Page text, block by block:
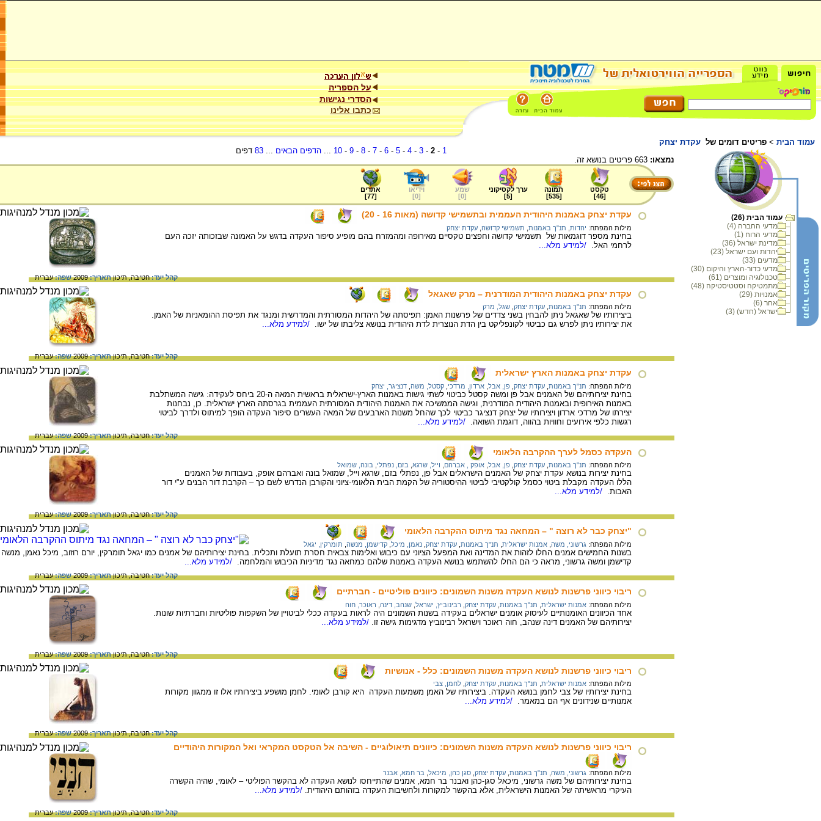
על הספריה
הסדרי נגישות
כתבו אלינו
עמוד הבית > פריטים דומים של עקדת יצחק
עמוד הבית (26)
מדעי החברה (4)
מדעי הרוח (1)
מדינת ישראל (36)
יהדות ועם ישראל (23)
מדעים (33)
מדעי כדור-הארץ והיקום (30)
טכנולוגיה ומוצרים (61)
מתמטיקה וסטטיסטיקה (48)
אמנויות (29)
אחר (6)
ישראל (חדש) (3)
1
-
2
-
3
-
4
-
5
-
6
-
7
-
8
-
9
-
10
...הדפים הבאים ...
83 דפים
נמצאו:
טקסט
[
46
]
תמונה
[
535
]
ערך לקסיקוני
[
5
]
שמע
[
0
]
וידיאו
[
0
]
אתרים
[
77
]
עקדת יצחק באמנות היהודית העממית ובתשמישי קדושה (מאות 16 - 20)
מילות המפתח: יהדות תנ"ך באמנות תשמישי קדושה עקדת יצחק
בחינת מספר דוגמאות של תשמישי קדושה וחפצים טקסיים מאירופה ומהמזרח בהם מופיע סיפור העקדה בדגש על האמונה שבזכותה יזכה העם
לרחמי האל. /למידע מלא...
קהל יעד:חטיבה,תיכוןתאריך:2009 שפה:עברית
עקדת יצחק באמנות היהודית המודרנית – מרק שאגאל
מילות המפתח: תנ"ך באמנות עקדת יצחק שגל, מרק
ביצירותיו של שאגאל ניתן להבחין בשני צדדים של פרשנות האמן: תפיסתה של היהדות המסורתית והמדרשית ומנגד את תפיסת ההומאניות של האמן.
את יצירותיו ניתן לפרש גם כביטוי לקונפליקט בין הדת הנוצרית לדת היהודית בנושא צליבתו של ישו. /למידע מלא...
קהל יעד:חטיבה,תיכוןתאריך:2009 שפה:עברית
עקדת יצחק באמנות הארץ ישראלית
מילות המפתח: תנ"ך באמנות עקדת יצחק פן, אבל ארדון, מרדכי קסטל, משה דנציגר, יצחק
בחינת יצירותיהם של האמנים אבל פן ומשה קסטל כביטוי לשתי גישות באמנות הארץ-ישראלית בראשית המאה ה-20 ביחס לעקידה: גישה המשתלבת
באמנות האירופית ובאמנות היהודית המודרנית, וגישה הממשיכה את האמנות היהודית המסורתית העממית בגרסתה הארץ ישראלית. כן, נבחנות
יצירתו של מרדכי ארדון ויצירותיו של יצחק דנציגר כביטוי לכך שהחל משנות הארבעים של המאה העשרים סיפור העקדה הופך למיתוס ולדרך לביטוי
רגשות כלפי אירועים וחוויות בהווה, דוגמת השואה.
/למידע מלא...
קהל יעד:חטיבה,תיכוןתאריך:2009 שפה:עברית
העקדה כסמל לערך ההקרבה הלאומי
מילות המפתח: תנ"ך באמנות עקדת יצחק פן, אבל אופק , אברהם וייל, שרגא בזם, נפתלי בונה, שמואל
בחינת יצירות בנושא עקדת יצחק של האמנים הישראלים אבל פן, נפתלי בזם, שרגא וייל, שמואל בונה ואברהם אופק, בעבודות של האמנים
הללו העקדה מקבלת ביטוי כסמל קולקטיבי לביטוי ההיסטוריה של הקמת הבית הלאומי-ציוני והקורבן הנדרש לשם כך – הקרבת דור הבנים ע"י דור
האבות. /למידע מלא...
קהל יעד:חטיבה,תיכוןתאריך:2009 שפה:עברית
"יצחק כבר לא רוצה " – המחאה נגד מיתוס ההקרבה הלאומי
מילות המפתח: גרשוני, משה אמנות ישראלית תנ"ך באמנות עקדת יצחק נאמן, מיכל קדישמן, מנשה תומרקין, יגאל
בשנות החמישים אמנים החלו לזהות את המדינה ואת המפעל הציוני עם כיבוש ואלימות צבאית חסרת תועלת ותכלית. בחינת יצירותיהם של אמנים כמו יגאל תומרקין, יורם רוזוב, מיכל נאמן, מנשה
קדישמן ומשה גרשוני, מראה כי הם החלו להשתמש בנושא העקדה באמנות שלהם כמחאה נגד מדיניות הכיבוש והמלחמה.
/למידע מלא...
קהל יעד:חטיבה,תיכוןתאריך:2009 שפה:עברית
ריבוי כיווני פרשנות לנושא העקדה משנות השמונים: כיוונים פוליטיים - חברתיים
מילות המפתח: אמנות ישראלית תנ"ך באמנות עקדת יצחק רבינוביץ, ישראל שנהב, דינה ראוכר, חוה
אחד הכיוונים האומנותיים לעיסוק אומנים ישראלים בעקידה בשנות השמונים היה לראות בעקדה ככלי לביטויין של השקפות פוליטיות וחברתיות שונות.
יצירותיהם של האמנים דינה שנהב, חוה ראוכר וישראל רבינוביץ מדגימות גישה זו. /למידע מלא...
קהל יעד:חטיבה,תיכוןתאריך:2009 שפה:עברית
ריבוי כיווני פרשנות לנושא העקדה משנות השמונים: כלל - אנושיות
מילות המפתח: אמנות ישראלית תנ"ך באמנות עקדת יצחק לחמן, צבי
בחינת יצירותיו של צבי לחמן בנושא העקדה. ביצירותיו של האמן משמעות העקדה היא קורבן לאומי. לחמן מושפע ביצירותיו אלו זו ממגוון מקורות
אמנותיים שנידונים אף הם במאמר. /למידע מלא...
קהל יעד:חטיבה,תיכוןתאריך:2009 שפה:עברית
ריבוי כיווני פרשנות לנושא העקדה משנות השמונים: כיוונים תיאולוגיים - השיבה אל הטקסט המקראי ואל המקורות היהודיים
מילות המפתח: גרשוני, משה תנ"ך באמנות עקדת יצחק סגן כהן, מיכאל בר חמא, אבנר
בחינת יצירותיהם של משה גרשוני, מיכאל סגן-כהן ואבנר בר חמא, אמנים שהתייחסו לנושא העקדה לא בהקשר הפוליטי – לאומי, שהיה הקשרה
העיקרי מראשיתה של האמנות הישראלית, אלא בהקשר למקורות ולחשיבות העקדה בזהותם היהודית. /למידע מלא...
קהל יעד:חטיבה,תיכוןתאריך:2009 שפה:עברית